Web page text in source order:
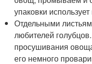
упаковки
Отдельными
любителей
просушивания
его немного